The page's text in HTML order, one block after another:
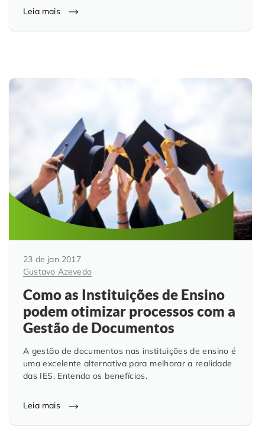
Leia mais
23 de jan 2017
Gustavo Azevedo
Como as Instituições de Ensino
podem otimizar processos com a
Gestão de Documentos
A gestão de documentos nas instituições de ensino é
uma excelente alternativa para melhorar a realidade
das IES. Entenda os benefícios.
Leia mais